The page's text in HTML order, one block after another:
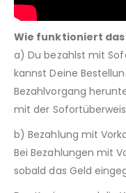
Wie funktioniert
a) Du bezahlst mit
kannst Deine
Bezahlvorgang
mit der
b) Bezahlung mit
Bei Bezahlungen mit
sobald das Geld